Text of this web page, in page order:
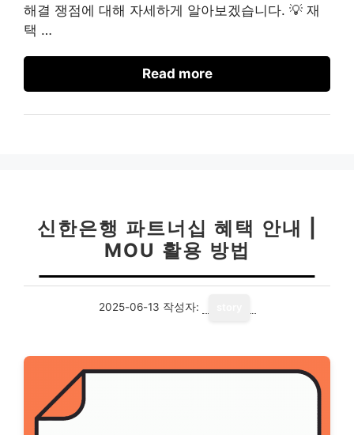
해결 쟁점에 대해 자세하게 알아보겠습니다. 💡 재
택 …
Read more
신한은행 파트너십 혜택 안내 |
MOU 활용 방법
2025-06-13 작성자: